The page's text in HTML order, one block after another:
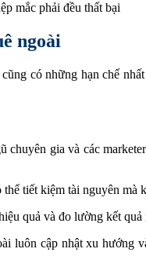
mắc phải đều thất bại
ngoài
có những hạn chế
gia và các
tiết kiệm tài nguyên mà
quả và đo lường kết
luôn cập nhật xu